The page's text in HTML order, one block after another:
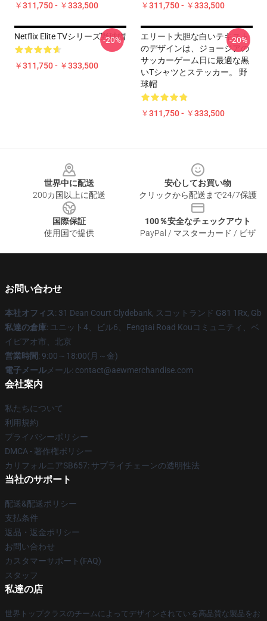
￥311,750 - ￥333,500 ￥311,750 - ￥333,500
Netflix Elite TVシリーズ野球帽
￥311,750 - ￥333,500
-20%
エリート大胆な白いテキスト
のデザインは、ジョージアの
サッカーゲーム日に最適な黒
いTシャツとステッカー。 野
球帽
￥311,750 - ￥333,500
-20%
世界中に配送
200カ国以上に配送
安心してお買い物
クリックから配送まで24/7保護
国際保証
使用国で提供
100％安全なチェックアウト
PayPal / マスターカード / ビザ
お問い合わせ
本社オフィス: 31 Dean Court Clydebank, スコットランド G81 1Rx, Gb
私達の倉庫: ユニット4、ビル6、Fengtai Road Kouコミュニティ、ベ
イピアオ市、北京
営業時間: 9:00～18:00(月～金)
電子メール メール: contact@aewmerchandise.com
会社案内
私たちについて
利用規約
プライバシーポリシー
DMCA - 著作権ポリシー
カリフォルニアSB657: サプライチェーンの透明性法
当社のサポート
配送&配送ポリシー
支払条件
返品・返金ポリシー
お問い合わせ
カスタマーサポート(FAQ)
スタッフ
私達の店
世界トップクラスのチームによってデザインされている高品質な製品をお